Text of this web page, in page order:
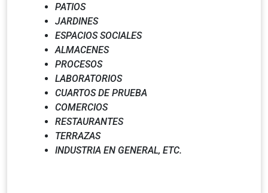
PATIOS
JARDINES
ESPACIOS SOCIALES
ALMACENES
PROCESOS
LABORATORIOS
CUARTOS DE PRUEBA
COMERCIOS
RESTAURANTES
TERRAZAS
INDUSTRIA EN GENERAL, ETC.